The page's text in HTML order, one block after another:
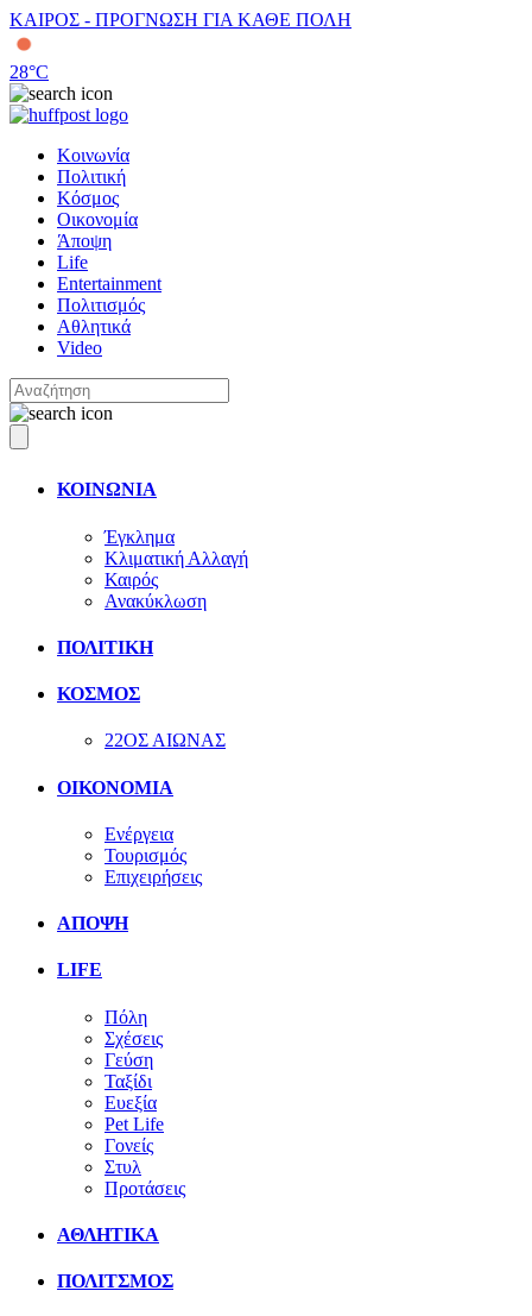
ΚΑΙΡΟΣ - ΠΡΟΓΝΩΣΗ ΓΙΑ ΚΑΘΕ ΠΟΛΗ
28°C
Κοινωνία
Πολιτική
Κόσμος
Οικονομία
Άποψη
Life
Entertainment
Πολιτισμός
Αθλητικά
Video
ΚΟΙΝΩΝΙΑ
Έγκλημα
Κλιματική Αλλαγή
Καιρός
Ανακύκλωση
ΠΟΛΙΤΙΚΗ
ΚΟΣΜΟΣ
22ΟΣ ΑΙΩΝΑΣ
ΟΙΚΟΝΟΜΙΑ
Ενέργεια
Τουρισμός
Επιχειρήσεις
ΑΠΟΨΗ
LIFE
Πόλη
Σχέσεις
Γεύση
Ταξίδι
Ευεξία
Pet Life
Γονείς
Στυλ
Προτάσεις
ΑΘΛΗΤΙΚΑ
ΠΟΛΙΤΣΜΟΣ